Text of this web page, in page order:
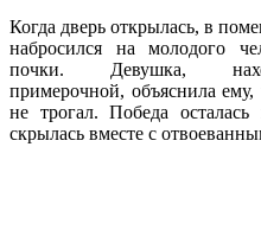
Когда дверь открылась, в
набросился на молодого
почки. Девушка,
примерочной, объяснила
не трогал. Победа
скрылась вместе с